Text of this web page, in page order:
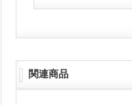
関連商品